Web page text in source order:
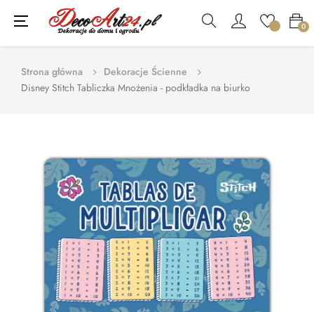
0
Toggle
navigation
☰
Strona główna
Dekoracje Ścienne
Disney Stitch Tabliczka Mnożenia - podkładka na biurko